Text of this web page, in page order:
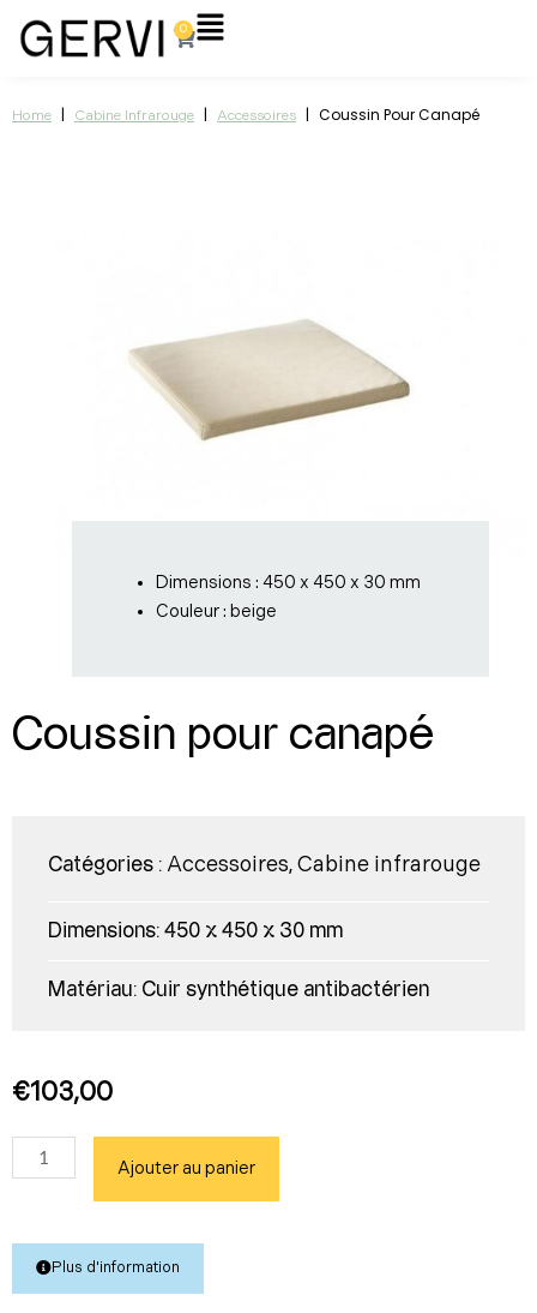
0
Panier
Flyout
Home | Cabine Infrarouge | Accessoires | Coussin Pour Canapé
Coussin pour canapé
Catégories : Accessoires, Cabine infrarouge
Dimensions: 450 x 450 x 30 mm
Matériau: Cuir synthétique antibactérien
€103,00
quantité
de
canapé
Ajouter au panier
Plus d'information
Dimensions : 450 x 450 x 30 mm
Couleur : beige